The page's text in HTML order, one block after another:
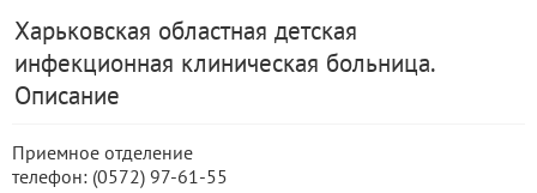
Харьковская областная детская
инфекционная клиническая больница.
Описание
Приемное отделение
телефон: (0572) 97-61-55